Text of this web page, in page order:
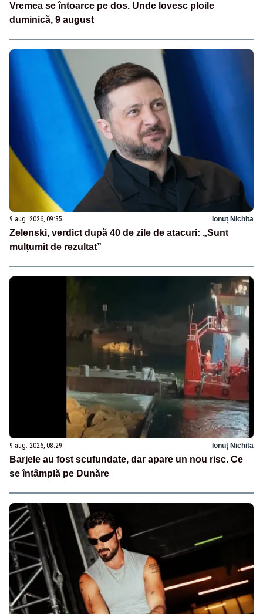
Vremea se întoarce pe dos. Unde lovesc ploile
duminică, 9 august
9 aug. 2026, 09:35 Ionuț Nichita
Zelenski, verdict după 40 de zile de atacuri: „Sunt
mulțumit de rezultat”
9 aug. 2026, 08:29 Ionuț Nichita
Barjele au fost scufundate, dar apare un nou risc. Ce
se întâmplă pe Dunăre